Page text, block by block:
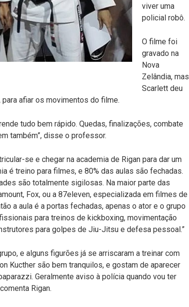
viver uma
policial robô.
O filme foi
gravado na
Nova
Zelândia, mas
Scarlett deu
para afiar os movimentos do filme.
tudo bem rápido. Quedas, finalizações, combate
também”, disse o professor.
se e chegar na academia de Rigan para dar um
é treino para filmes, e 80% das aulas são fechadas.
são totalmente sigilosas. Na maior parte das
Fox, ou a 87eleven, especializada em filmes de
a aula é a portas fechadas, apenas o ator e o grupo
para treinos de kickboxing, movimentação
para golpes de Jiu-Jitsu e defesa pessoal.”
e alguns figurões já se arriscaram a treinar com
Kucther são bem tranquilos, e gostam de aparecer
Geralmente aviso à polícia quando vou ter
Rigan.